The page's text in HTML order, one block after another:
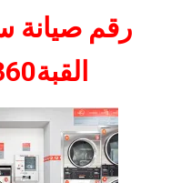
رقم صيانة
القبة